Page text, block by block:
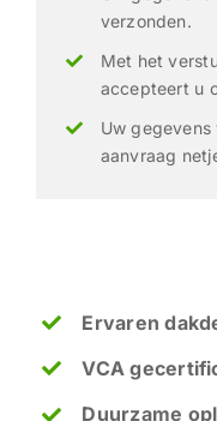
verzonden.
Met het
accepteert u
Uw
aanvraag
Ervaren
VCA
Duurzame